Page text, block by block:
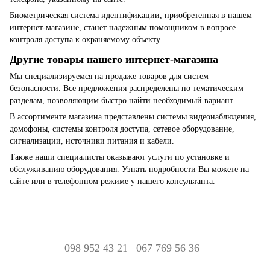
Биометрическая система идентификации, приобретенная в нашем
интернет-магазине, станет надежным помощником в вопросе
контроля доступа к охраняемому объекту.
Другие товары нашего интернет-магазина
Мы специализируемся на продаже товаров для систем
безопасности. Все предложения распределены по тематическим
разделам, позволяющим быстро найти необходимый вариант.
В ассортименте магазина представлены системы видеонаблюдения,
домофоны, системы контроля доступа, сетевое оборудование,
сигнализации, источники питания и кабели.
Также наши специалисты оказывают услуги по установке и
обслуживанию оборудования. Узнать подробности Вы можете на
сайте или в телефонном режиме у нашего консультанта.
098 952 43 21 067 769 56 36